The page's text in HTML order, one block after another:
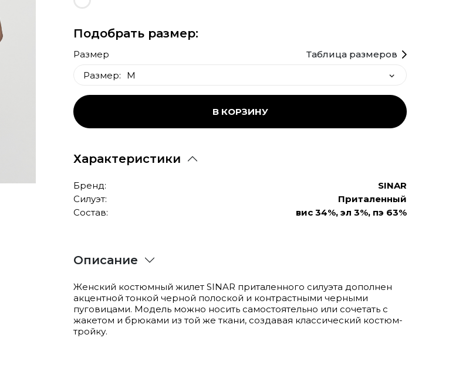
Подобрать размер:
Размер
Таблица размеров
Размер:
M
В КОРЗИНУ
Характеристики
Бренд:
SINAR
Силуэт:
Приталенный
Состав:
вис 34%, эл 3%, пэ 63%
Описание
Женский костюмный жилет SINAR приталенного силуэта дополнен
акцентной тонкой черной полоской и контрастными черными
пуговицами. Модель можно носить самостоятельно или сочетать с
жакетом и брюками из той же ткани, создавая классический костюм-
тройку.